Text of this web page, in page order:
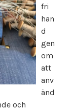
fri
han
d
gen
om
att
anv
änd
och